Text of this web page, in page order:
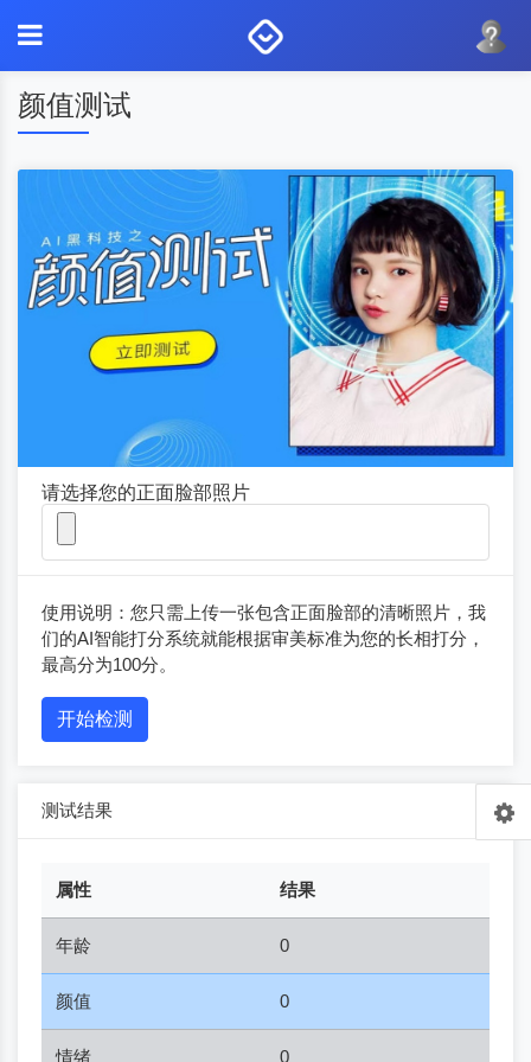
颜值测试
请选择您的正面脸部照片
使用说明：您只需上传一张包含正面脸部的清晰照片，我
们的AI智能打分系统就能根据审美标准为您的长相打分，
最高分为100分。
开始检测
测试结果
属性 结果
年龄 0
颜值 0
情绪 0